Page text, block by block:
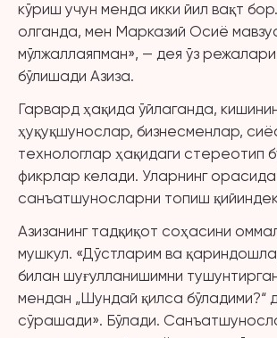
кўриш учун менда икки йил вақт
олганда, мен Марказий Осиё
мўлжаллаяпман», — дея ўз
бўлишади Азиза.
Гарвард ҳақида ўйлаганда,
ҳуқуқшунослар, бизнесменлар,
технологлар ҳақидаги стереотип
фикрлар келади. Уларнинг орасида
санъатшуносларни топиш
Азизанинг тадқиқот соҳасини
мушкул. «Дўстларим ва
билан шуғулланишимни
мендан „Шундай қилса бўладими?“
сўрашади». Бўлади.